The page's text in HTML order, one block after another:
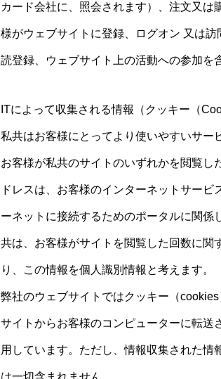
カード会社に、照会されます）、注文又
様がウェブサイトに登録、ログオン 又は
読登録、ウェブサイト上の活動への参加を
ITによって収集される情報（クッキー（
私共はお客様にとってより使いやすいサー
お客様が私共のサイトのいずれかを閲覧し
ドレスは、お客様のインターネットサー
ーネットに接続するためのポータルに関係
共は、お客様がサイトを閲覧した回数に関
り、この情報を個人識別情報と考えます。
弊社のウェブサイトではクッキー（
サイトからお客様のコンピューターに転送
用しています。ただし、情報収集された
は一切含まれません。